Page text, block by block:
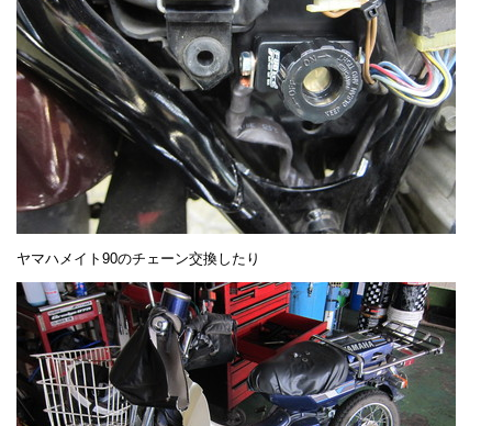
ヤマハメイト90のチェーン交換したり